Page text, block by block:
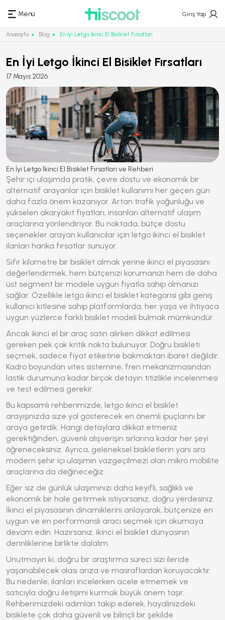
Menü Giriş Yap
Anasayfa Blog En İyi Letgo İkinci El Bisiklet Fırsatları
En İyi Letgo İkinci El Bisiklet Fırsatları
17 Mayıs 2026
En İyi Letgo İkinci El Bisiklet Fırsatları ve Rehberi
Şehir içi ulaşımda pratik, çevre dostu ve ekonomik bir
alternatif arayanlar için bisiklet kullanımı her geçen gün
daha fazla önem kazanıyor. Artan trafik yoğunluğu ve
yükselen akaryakıt fiyatları, insanları alternatif ulaşım
araçlarına yönlendiriyor. Bu noktada, bütçe dostu
seçenekler arayan kullanıcılar için letgo ikinci el bisiklet
ilanları harika fırsatlar sunuyor.
Sıfır kilometre bir bisiklet almak yerine ikinci el piyasasını
değerlendirmek, hem bütçenizi korumanızı hem de daha
üst segment bir modele uygun fiyatla sahip olmanızı
sağlar. Özellikle letgo ikinci el bisiklet kategorisi gibi geniş
kullanıcı kitlesine sahip platformlarda, her yaşa ve ihtiyaca
uygun yüzlerce farklı bisiklet modeli bulmak mümkündür.
Ancak ikinci el bir araç satın alırken dikkat edilmesi
gereken pek çok kritik nokta bulunuyor. Doğru bisikleti
seçmek, sadece fiyat etiketine bakmaktan ibaret değildir.
Kadro boyundan vites sistemine, fren mekanizmasından
lastik durumuna kadar birçok detayın titizlikle incelenmesi
ve test edilmesi gerekir.
Bu kapsamlı rehberimizde, letgo ikinci el bisiklet
arayışınızda size yol gösterecek en önemli ipuçlarını bir
araya getirdik. Hangi detaylara dikkat etmeniz
gerektiğinden, güvenli alışverişin sırlarına kadar her şeyi
öğreneceksiniz. Ayrıca, geleneksel bisikletlerin yanı sıra
modern şehir içi ulaşımın vazgeçilmezi olan mikro mobilite
araçlarına da değineceğiz.
Eğer siz de günlük ulaşımınızı daha keyifli, sağlıklı ve
ekonomik bir hale getirmek istiyorsanız, doğru yerdesiniz.
İkinci el piyasasının dinamiklerini anlayarak, bütçenize en
uygun ve en performanslı aracı seçmek için okumaya
devam edin. Hazırsanız, ikinci el bisiklet dünyasının
derinliklerine birlikte dalalım.
Unutmayın ki, doğru bir araştırma süreci sizi ileride
yaşanabilecek olası arıza ve masraflardan koruyacaktır.
Bu nedenle, ilanları incelerken acele etmemek ve
satıcıyla doğru iletişimi kurmak büyük önem taşır.
Rehberimizdeki adımları takip ederek, hayalinizdeki
bisiklete çok daha güvenli ve bilinçli bir şekilde